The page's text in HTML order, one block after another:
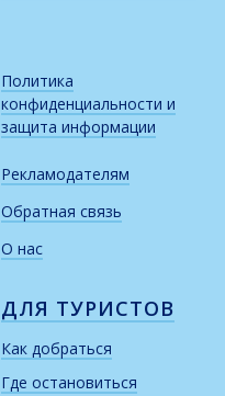
Политика
конфиденциальности и
защита информации
Рекламодателям
Обратная связь
О нас
ДЛЯ ТУРИСТОВ
Как добраться
Где остановиться